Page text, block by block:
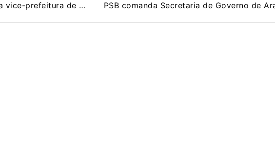
Fabiano Oliveira disputa vice-prefeitura de Aracaju